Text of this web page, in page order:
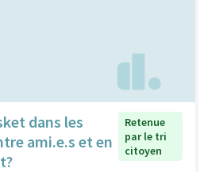
dans les
ami.e.s et en
Retenue
par le tri
citoyen